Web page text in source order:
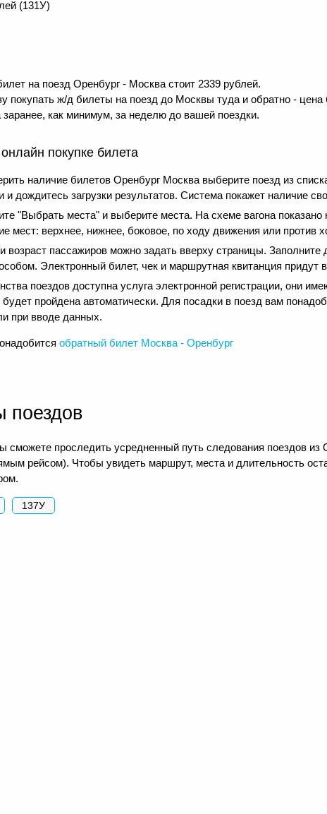
(131У)
на поезд Оренбург - Москва стоит 2339 рублей.
покупать ж/д билеты на поезд до Москвы туда и обратно -
заранее, как минимум, за неделю до вашей поездки.
покупке билета
наличие билетов Оренбург Москва выберите поезд из
и дождитесь загрузки результатов. Система покажет наличие
"Выбрать места" и выберите места. На схеме вагона показано
мест: верхнее, нижнее, боковое, по ходу движения или против
возраст пассажиров можно задать вверху страницы. Заполните
Электронный билет, чек и маршрутная квитанция придут
поездов доступна услуга электронной регистрации, они
будет пройдена автоматически. Для посадки в поезд вам
при вводе данных.
обратный билет Москва - Оренбург
поездов
сможете проследить усредненный путь следования поездов из
рейсом). Чтобы увидеть маршрут, места и длительность
137У